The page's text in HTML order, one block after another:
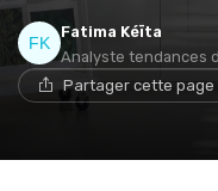
Fatima Kéïta
Analyste tendances
Partager cette page